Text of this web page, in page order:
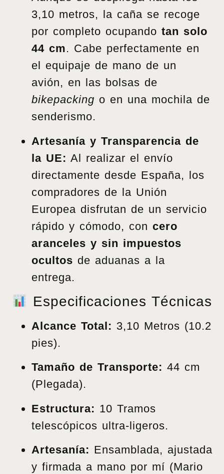
3,10 metros, la caña se recoge
por completo ocupando tan solo
44 cm. Cabe perfectamente en
el equipaje de mano de un
avión, en las bolsas de
bikepacking o en una mochila de
senderismo.
Artesanía y Transparencia de
la UE: Al realizar el envío
directamente desde España, los
compradores de la Unión
Europea disfrutan de un servicio
rápido y cómodo, con cero
aranceles y sin impuestos
ocultos de aduanas a la
entrega.
Especificaciones Técnicas
Alcance Total: 3,10 Metros (10.2
pies).
Tamaño de Transporte: 44 cm
(Plegada).
Estructura: 10 Tramos
telescópicos ultra-ligeros.
Artesanía: Ensamblada, ajustada
y firmada a mano por mí (Mario